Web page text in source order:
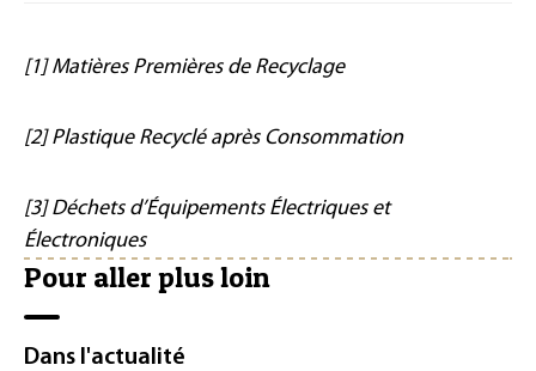
[1] Matières Premières de Recyclage
[2] Plastique Recyclé après Consommation
[3] Déchets d’Équipements Électriques et
Électroniques
Pour aller plus loin
Dans l'actualité